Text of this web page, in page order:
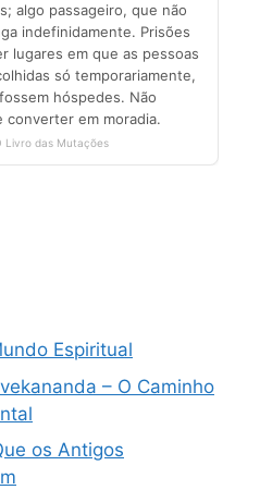
Espiritual
– O Caminho
os Antigos